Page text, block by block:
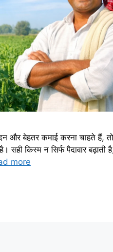
और बेहतर कमाई करना चाहते हैं,
किस्म न सिर्फ पैदावार बढ़ाती है,
more